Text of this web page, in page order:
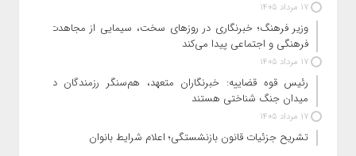
17 مرداد 1405
وزیر فرهنگ؛ خبرنگاری در روزهای سخت، سیمایی از مجاهدت
فرهنگی و اجتماعی پیدا می‌کند
17 مرداد 1405
رئیس قوه قضاییه: خبرنگاران متعهد، هم‌سنگر رزمندگان در
میدان جنگ شناختی هستند
17 مرداد 1405
تشریح جزئیات قانون بازنشستگی؛ اعلام شرایط بانوان